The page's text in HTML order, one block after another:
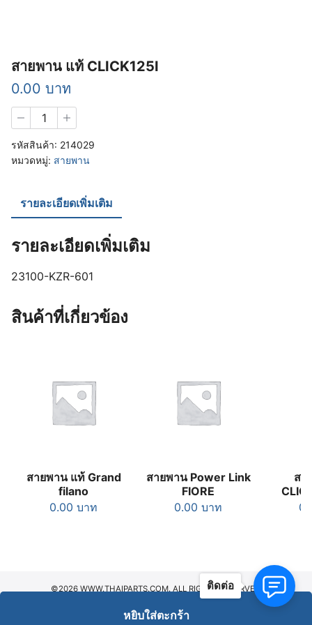
สายพาน แท้ CLICK125I
0.00 บาท
สายพาน
แท้
CLICK125I
ชิ้น
หยิบใส่ตะกร้า
รหัสสินค้า: 214029
หมวดหมู่: สายพาน
รายละเอียดเพิ่มเติม
รายละเอียดเพิ่มเติม
23100-KZR-601
สินค้าที่เกี่ยวข้อง
สายพาน แท้ Grand
filano
0.00บาท
สายพาน Power Link
FIORE
0.00บาท
สา
©2026 WWW.THAIPARTS.COM. ALL RIGHTS RESERVED.
ติดต่อ